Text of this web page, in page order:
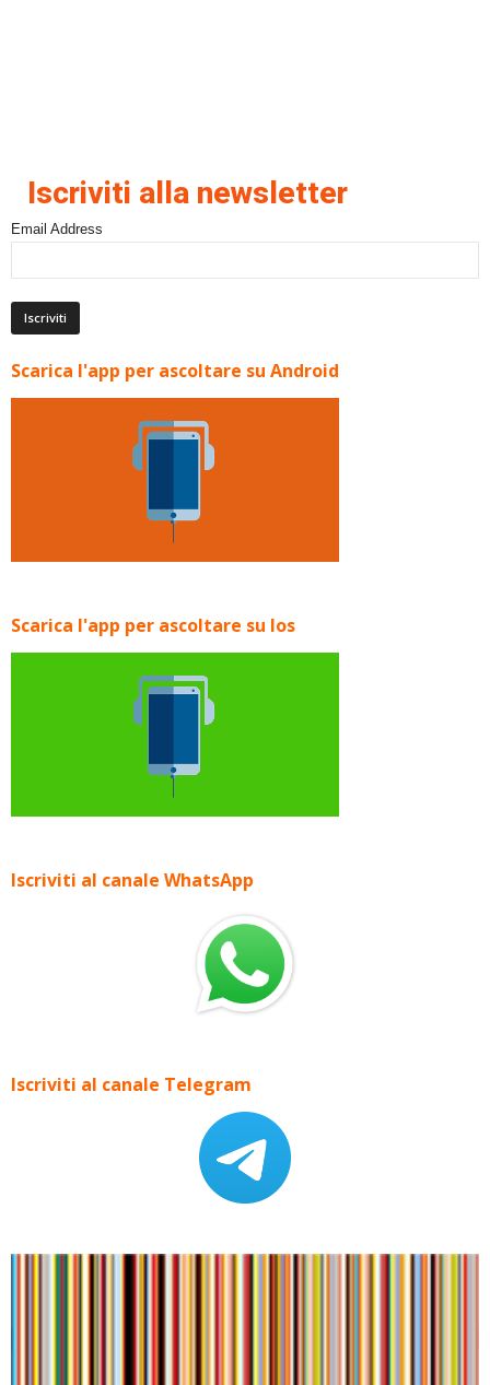
Iscriviti alla newsletter
Email Address
Scarica l'app per ascoltare su Android
Scarica l'app per ascoltare su Ios
Iscriviti al canale WhatsApp
Iscriviti al canale Telegram